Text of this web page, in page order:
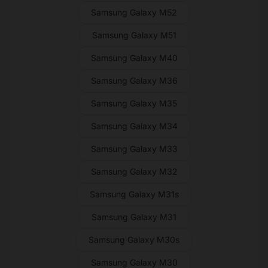
Samsung Galaxy M52
Samsung Galaxy M51
Samsung Galaxy M40
Samsung Galaxy M36
Samsung Galaxy M35
Samsung Galaxy M34
Samsung Galaxy M33
Samsung Galaxy M32
Samsung Galaxy M31s
Samsung Galaxy M31
Samsung Galaxy M30s
Samsung Galaxy M30